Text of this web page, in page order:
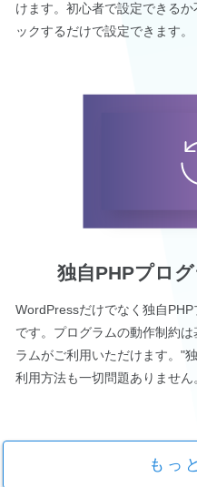
けます。初心者で設定できる
ックするだけで設定できます。
独自PHPプロ
WordPressだけでなく独自
です。プログラムの動作制約
ラムがご利用いただけます。"
利用方法も一切問題ありません
もっ